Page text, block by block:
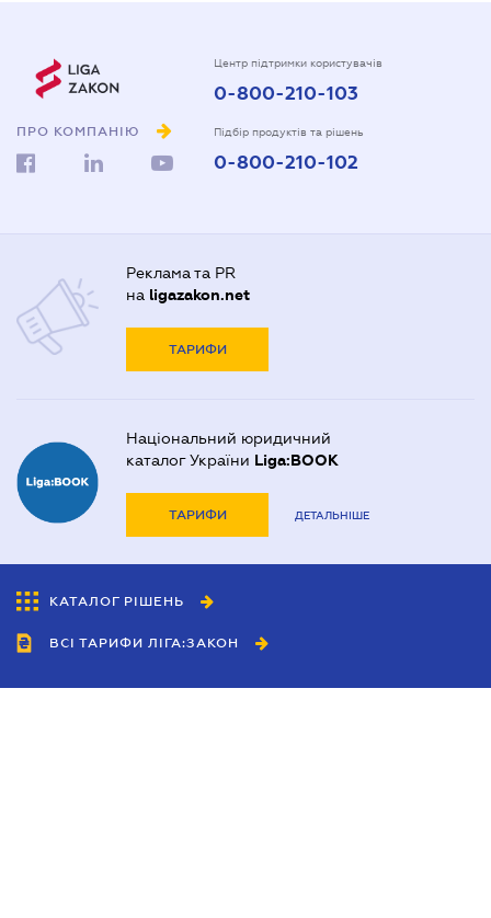
ПРО КОМПАНІЮ
Центр підтримки користувачів
0-800-210-103
Підбір продуктів та рішень
0-800-210-102
Реклама та PR
на ligazakon.net
ТАРИФИ
Національний юридичний
каталог України Liga:BOOK
ТАРИФИ ДЕТАЛЬНІШЕ
КАТАЛОГ РІШЕНЬ
ВСІ ТАРИФИ ЛІГА:ЗАКОН